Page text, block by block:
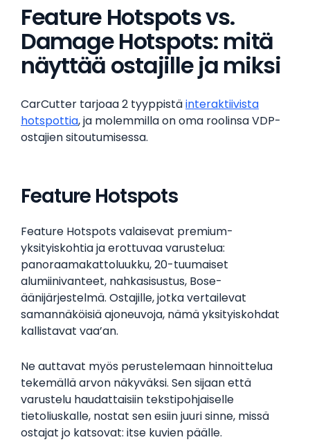
Feature Hotspots vs.
Damage Hotspots: mitä
näyttää ostajille ja miksi
CarCutter tarjoaa 2 tyyppistäinteraktiivista
hotspottia, ja molemmilla on oma roolinsa VDP-
ostajien sitoutumisessa.
Feature Hotspots
Feature Hotspots valaisevat premium-
yksityiskohtia ja erottuvaa varustelua:
panoraamakattoluukku, 20-tuumaiset
alumiinivanteet, nahkasisustus, Bose-
äänijärjestelmä. Ostajille, jotka vertailevat
samannäköisiä ajoneuvoja, nämä yksityiskohdat
kallistavat vaa’an.
Ne auttavat myös perustelemaan hinnoittelua
tekemällä arvon näkyväksi. Sen sijaan että
varustelu haudattaisiin tekstipohjaiselle
tietoliuskalle, nostat sen esiin juuri sinne, missä
ostajat jo katsovat: itse kuvien päälle.